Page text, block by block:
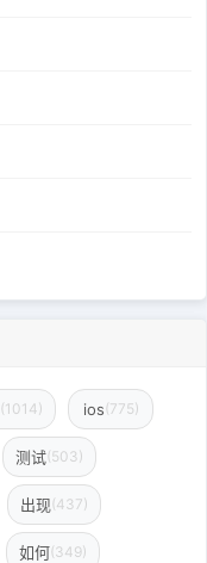
(1014) ios(775)
测试(503)
出现(437)
如何(349)